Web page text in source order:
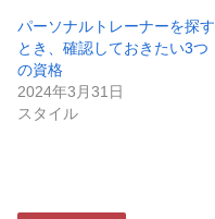
パーソナルトレーナーを探す
とき、確認しておきたい3つ
の資格
2024年3月31日
スタイル